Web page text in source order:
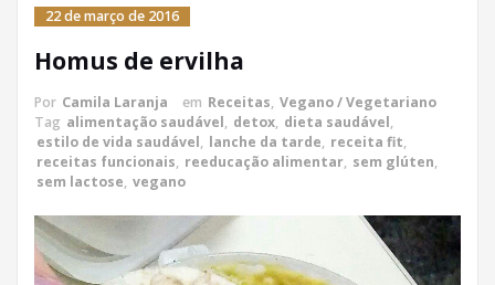
22 de março de 2016
Homus de ervilha
Por Camila Laranja em Receitas, Vegano / Vegetariano
Tag alimentação saudável, detox, dieta saudável,
estilo de vida saudável, lanche da tarde, receita fit,
receitas funcionais, reeducação alimentar, sem glúten,
sem lactose, vegano